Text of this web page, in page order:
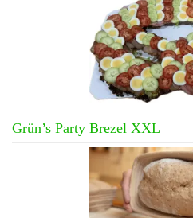
Grün’s Party Brezel XXL